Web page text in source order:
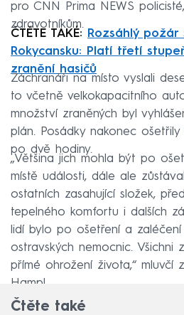
pro CNN Prima NEWS
zdravotníkům.
ČTĚTE TAKÉ:
Rozsáhlý požár
Rokycansku: Platí třetí
zranění hasičů
Záchranáři na místo vyslali
to včetně velkokapacitního
množství zraněných byl
plán. Posádky nakonec
po dvě hodiny.
„Většina jich mohla být po
místě události, dále ale
ostatních zasahující složek,
tepelného komfortu i dalších
lidí bylo po ošetření a
ostravských nemocnic. Všichni
přímé ohrožení života,“ mluvčí
Hampl.
Čtěte také